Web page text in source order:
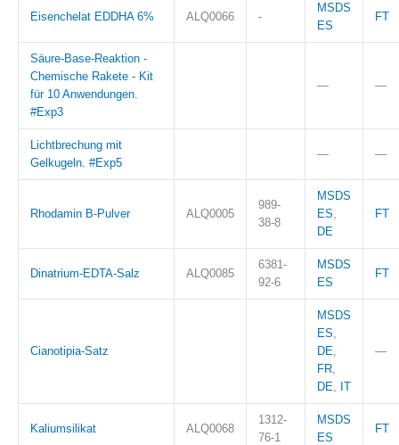
Eisenchelat EDDHA 6% ALQ0066 -
MSDS
ES
FT
Säure-Base-Reaktion -
Chemische Rakete - Kit
für 10 Anwendungen.
#Exp3
— —
Lichtbrechung mit
Gelkugeln. #Exp5
— —
Rhodamin B-Pulver ALQ0005
989-
38-8
MSDS
ES,
DE
FT
Dinatrium-EDTA-Salz ALQ0085
6381-
92-6
MSDS
ES
FT
Cianotipia-Satz
MSDS
ES,
DE,
FR,
DE, IT
—
Kaliumsilikat ALQ0068
1312-
76-1
MSDS
ES
FT